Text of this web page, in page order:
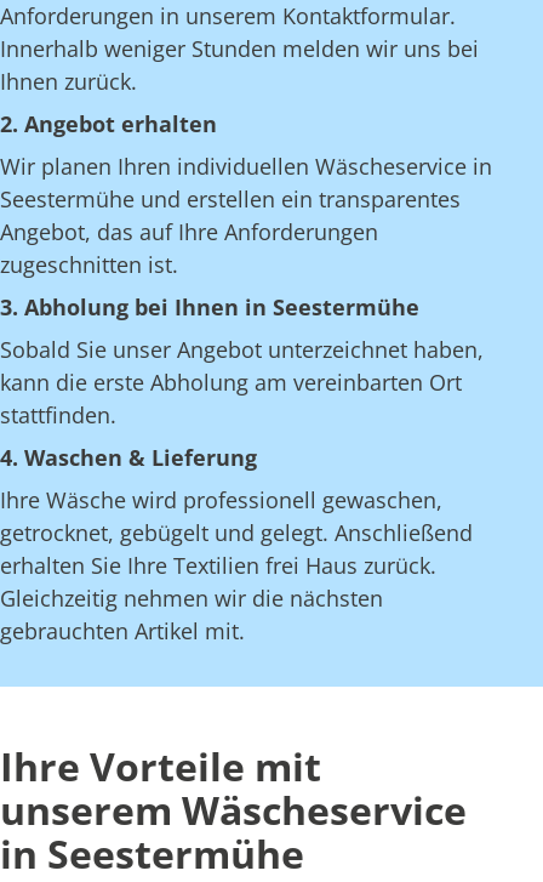
Anforderungen in unserem Kontaktformular.
Innerhalb weniger Stunden melden wir uns bei
Ihnen zurück.
2. Angebot erhalten
Wir planen Ihren individuellen Wäscheservice in
Seestermühe und erstellen ein transparentes
Angebot, das auf Ihre Anforderungen
zugeschnitten ist.
3. Abholung bei Ihnen in Seestermühe
Sobald Sie unser Angebot unterzeichnet haben,
kann die erste Abholung am vereinbarten Ort
stattfinden.
4. Waschen & Lieferung
Ihre Wäsche wird professionell gewaschen,
getrocknet, gebügelt und gelegt. Anschließend
erhalten Sie Ihre Textilien frei Haus zurück.
Gleichzeitig nehmen wir die nächsten
gebrauchten Artikel mit.
Ihre Vorteile mit
unserem Wäscheservice
in Seestermühe